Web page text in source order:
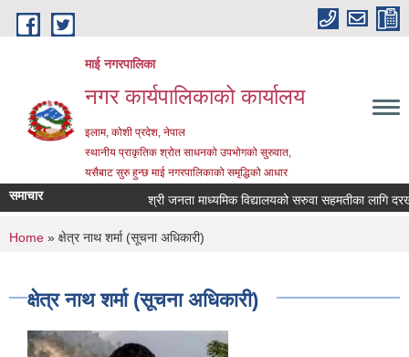
Skip to main content
माई नगरपालिका
नगर कार्यपालिकाको कार्यालय
इलाम, कोशी प्रदेश, नेपाल
स्थानीय प्राकृतिक श्रोत साधनको उपभोगको सुरुवात,
यसैबाट सुरु हुन्छ माई नगरपालिकाको समृद्धिको आधार
समाचार श्री जनता माध्यमिक विद्यालयको सरुवा सहमतीका लागि
You are here
Home » क्षेत्र नाथ शर्मा (सूचना अधिकारी)
क्षेत्र नाथ शर्मा (सूचना अधिकारी)